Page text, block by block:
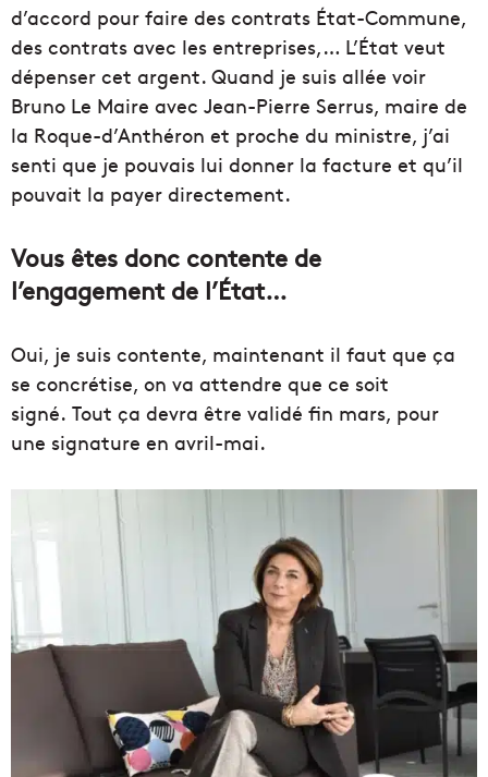
d’accord pour faire des contrats État-Commune,
des contrats avec les entreprises,… L’État veut
dépenser cet argent. Quand je suis allée voir
Bruno Le Maire avec Jean-Pierre Serrus, maire de
la Roque-d’Anthéron et proche du ministre, j’ai
senti que je pouvais lui donner la facture et qu’il
pouvait la payer directement.
Vous êtes donc contente de
l’engagement de l’État…
Oui, je suis contente, maintenant il faut que ça
se concrétise, on va attendre que ce soit
signé. Tout ça devra être validé fin mars, pour
une signature en avril-mai.